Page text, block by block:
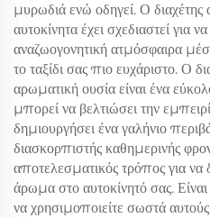
μυρωδιά ενώ οδηγεί. Ο διαχέτης
αυτοκίνητα έχει σχεδιαστεί για
αναζωογονητική ατμόσφαιρα
το ταξίδι σας πιο ευχάριστο. Ο
αρωματική ουσία είναι ένα
μπορεί να βελτιώσει την
δημιουργήσει ένα γαλήνιο
διασκορπιστής καθημερινής
αποτελεσματικός τρόπος για να
άρωμα στο αυτοκίνητό σας.
να χρησιμοποιείτε σωστά αυτούς